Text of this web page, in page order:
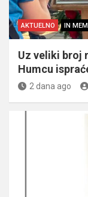
AKTUELNO IN
Uz veliki broj
Humcu
2 dana ago